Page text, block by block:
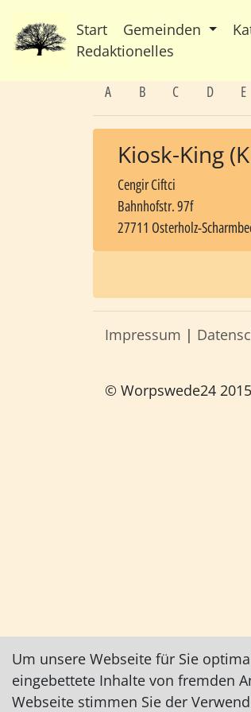
Start Gemeinden
Redaktionelles
A B C D E
Kiosk-King
Cengir Ciftci
Bahnhofstr. 97f
27711 Osterholz-
Impressum |
© Worpswede24
Um unsere Webseite für Sie
eingebettete Inhalte von fremden
Webseite stimmen Sie der